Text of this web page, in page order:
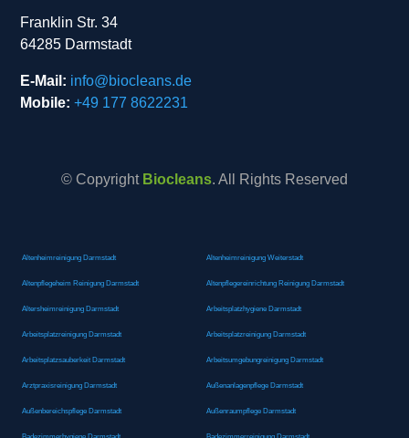
Franklin Str. 34
64285 Darmstadt
E-Mail: info@biocleans.de
Mobile: +49 177 8622231
© Copyright Biocleans. All Rights Reserved
Altenheimreinigung Darmstadt Altenheimreinigung Weiterstadt
Altenpflegeheim Reinigung Darmstadt Altenpflegereinrichtung Reinigung Darmstadt
Altersheimreinigung Darmstadt Arbeitsplatzhygiene Darmstadt
Arbeitsplatzreinigung Darmstadt Arbeitsplatzreinigung Darmstadt
Arbeitsplatzsauberkeit Darmstadt Arbeitsumgebungreinigung Darmstadt
Arztpraxisreinigung Darmstadt Außenanlagenpflege Darmstadt
Außenbereichspflege Darmstadt Außenraumpflege Darmstadt